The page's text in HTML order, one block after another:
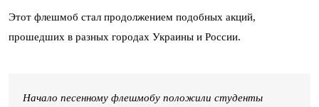
Этот флешмоб стал продолжением подобных акций,
прошедших в разных городах Украины и России.
Начало песенному флешмобу положили студенты